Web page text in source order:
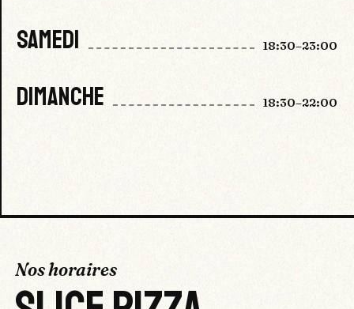
SAMEDI 18:30–23:00
DIMANCHE 18:30–22:00
Nos horaires